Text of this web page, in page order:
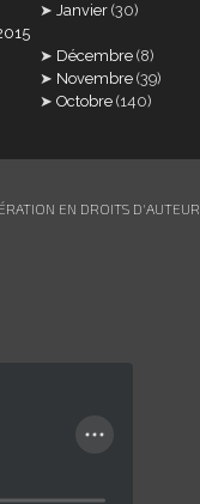
Janvier (30)
Décembre (8)
Novembre (39)
Octobre (140)
EN DROITS D'AUTEUR